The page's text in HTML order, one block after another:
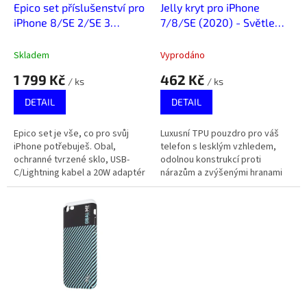
Epico set příslušenství pro
iPhone 8/SE 2/SE 3
Skladem
1 799 Kč / ks
DETAIL
Epico set je vše, co pro svůj
iPhone potřebuješ. Obal,
ochranné tvrzené sklo, USB-
C/Lightning kabel a 20W adaptér
jsou věci, které ti usnadní život.
Jelly kryt pro iPhone
7/8/SE (2020) - Světle
Vyprodáno
462 Kč / ks
DETAIL
Luxusní TPU pouzdro pro váš
telefon s lesklým vzhledem,
odolnou konstrukcí proti
nárazům a zvýšenými hranami
pro ochranu displeje a